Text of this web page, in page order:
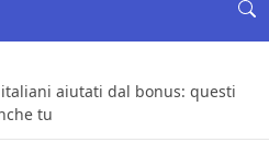
aiutati dal bonus: questi
tu